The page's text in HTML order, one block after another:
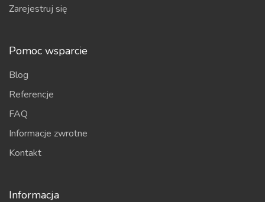
Zarejestruj się
Pomoc wsparcie
Blog
Referencje
FAQ
Informacje zwrotne
Kontakt
Informacja